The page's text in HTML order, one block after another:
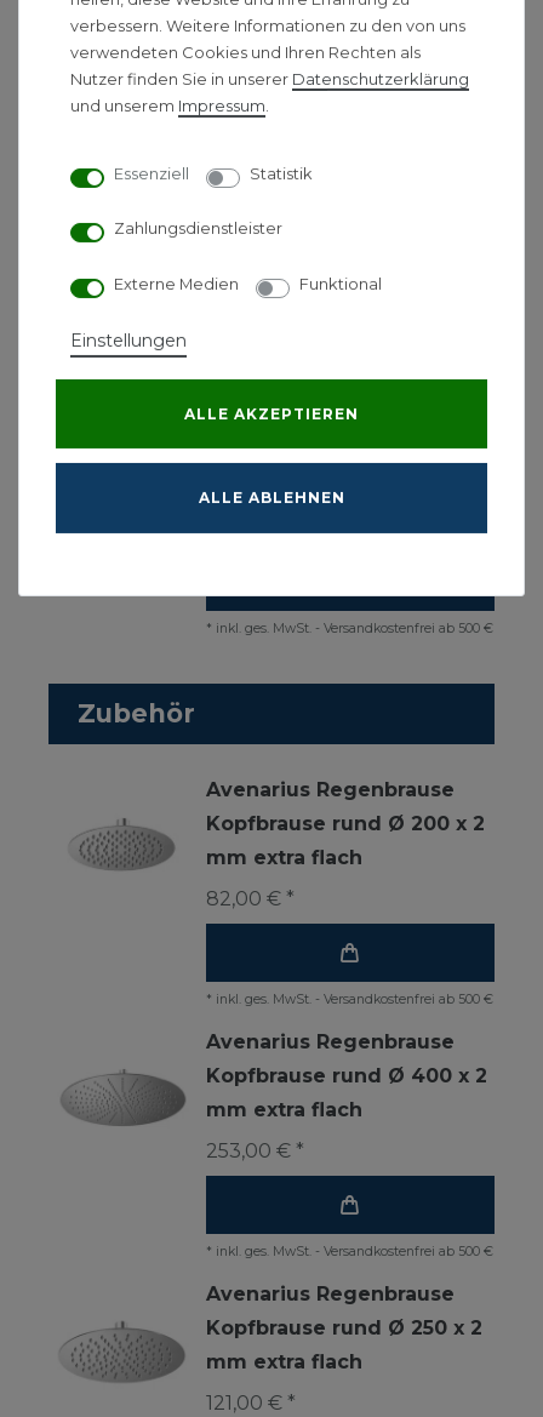
Material:
Metall
Farbe:
chrom
Länge:
120, 240, 360 mm
Wandplatte:
Ähnliche Produkte
Avenarius Brausearm eckig
für Kopfbrause
Deckenmontage
rechteckig
81,00 € *
* inkl. ges. MwSt. - Versandkostenfrei ab 500 €
Zubehör
Avenarius Regenbrause
Kopfbrause rund Ø 200 x 2
mm extra flach
82,00 € *
* inkl. ges. MwSt. - Versandkostenfrei ab 500 €
Avenarius Regenbrause
Kopfbrause rund Ø 400 x 2
mm extra flach
253,00 € *
* inkl. ges. MwSt. - Versandkostenfrei ab 500 €
Avenarius Regenbrause
Kopfbrause rund Ø 250 x 2
mm extra flach
121,00 € *
verbessern. Weitere Informationen zu den von uns
verwendeten Cookies und Ihren Rechten als
Nutzer finden Sie in unserer Daten­schutz­erklärung
und unserem Impressum
Essenziell Statistik
Zahlungsdienstleister
Externe Medien Funktional
Einstellungen
ALLE AKZEPTIEREN
ALLE ABLEHNEN